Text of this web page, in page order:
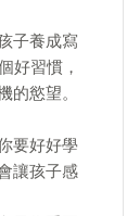
子養成寫
好習慣，
的慾望。
要好好學
讓孩子感